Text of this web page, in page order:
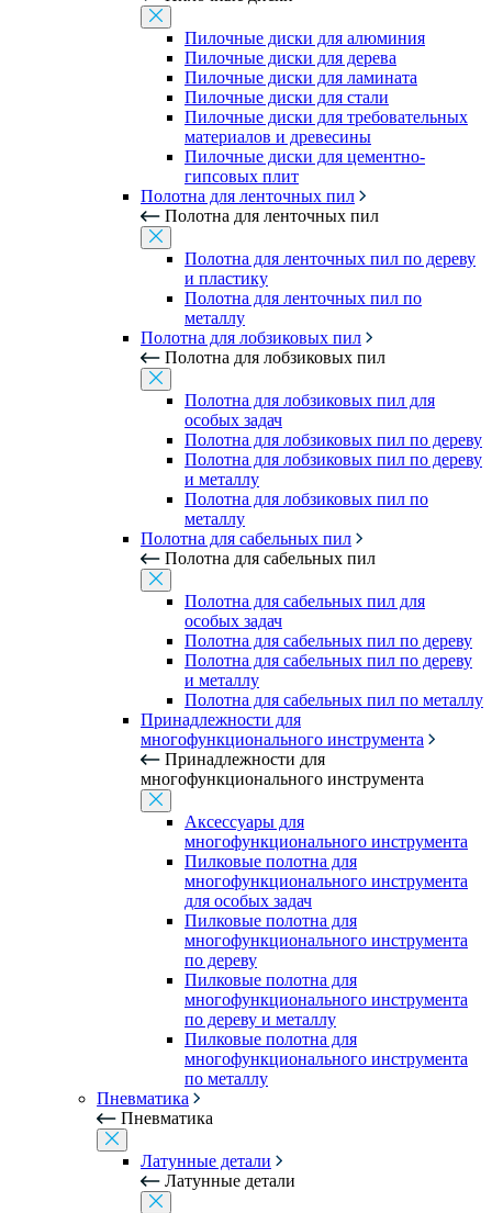
Пилочные диски для алюминия
Пилочные диски для дерева
Пилочные диски для ламината
Пилочные диски для стали
Пилочные диски для требовательных
материалов и древесины
Пилочные диски для цементно-
гипсовых плит
Полотна для ленточных пил
Полотна для ленточных пил
Полотна для ленточных пил по дереву
и пластику
Полотна для ленточных пил по
металлу
Полотна для лобзиковых пил
Полотна для лобзиковых пил
Полотна для лобзиковых пил для
особых задач
Полотна для лобзиковых пил по дереву
Полотна для лобзиковых пил по дереву
и металлу
Полотна для лобзиковых пил по
металлу
Полотна для сабельных пил
Полотна для сабельных пил
Полотна для сабельных пил для
особых задач
Полотна для сабельных пил по дереву
Полотна для сабельных пил по дереву
и металлу
Полотна для сабельных пил по металлу
Принадлежности для
многофункционального инструмента
Принадлежности для
многофункционального инструмента
Аксессуары для
многофункционального инструмента
Пилковые полотна для
многофункционального инструмента
для особых задач
Пилковые полотна для
многофункционального инструмента
по дереву
Пилковые полотна для
многофункционального инструмента
по дереву и металлу
Пилковые полотна для
многофункционального инструмента
по металлу
Пневматика
Пневматика
Латунные детали
Латунные детали